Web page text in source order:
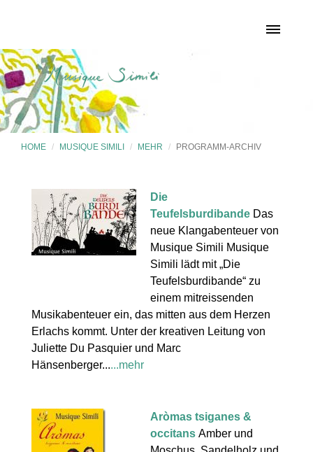
HOME MUSIQUE SIMILI MEHR PROGRAMM-ARCHIV
Die
Teufelsburdibande Das
neue Klangabenteuer von
Musique Simili Musique
Simili lädt mit „Die
Teufelsburdibande“ zu
einem mitreissenden
Musikabenteuer ein, das mitten aus dem Herzen
Erlachs kommt. Unter der kreativen Leitung von
Juliette Du Pasquier und Marc
Hänsenberger......mehr
Aròmas tsiganes &
occitans Amber und